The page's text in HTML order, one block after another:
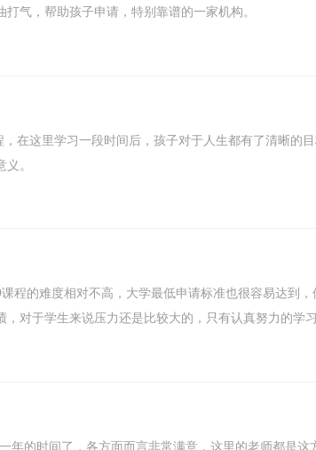
气，帮助孩子申请，特别靠谱的一家机构。
在这里学习一段时间后，孩子对于人生都有了清晰的
。
程的难度相对不高，大学最低申请标准也很容易达到
对于学生来说压力还是比较大的，只有认真努力的学
的时间了，各方面而言非常满意，这里的老师都是这